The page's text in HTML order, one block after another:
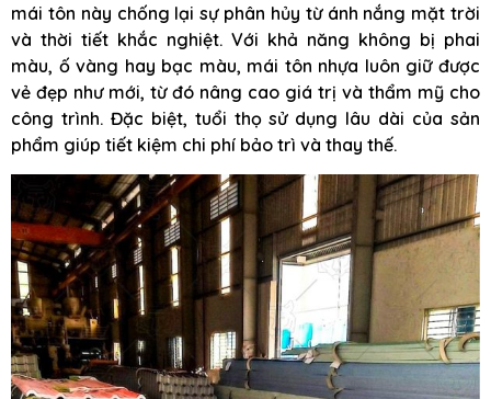
mái tôn này chống lại sự phân hủy từ ánh nắng mặt trời
và thời tiết khắc nghiệt. Với khả năng không bị phai
màu, ố vàng hay bạc màu, mái tôn nhựa luôn giữ được
vẻ đẹp như mới, từ đó nâng cao giá trị và thẩm mỹ cho
công trình. Đặc biệt, tuổi thọ sử dụng lâu dài của sản
phẩm giúp tiết kiệm chi phí bảo trì và thay thế.